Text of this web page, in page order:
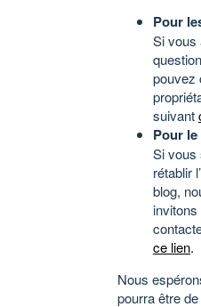
Pour
Si vous
pouvez
suivant
Pour
Si vous
rétablir
blog,
invitons
ce lien.
Nous
pourra être